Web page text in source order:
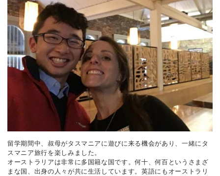
留学期間中、叔母がタスマニアに遊びに来る機会があり、一緒にタ
スマニア旅行を楽しみました。
オーストラリアは非常に多国籍な国です。何十、何百というさまざ
まな国、出身の人々が共に生活しています。英語にもオーストラリ